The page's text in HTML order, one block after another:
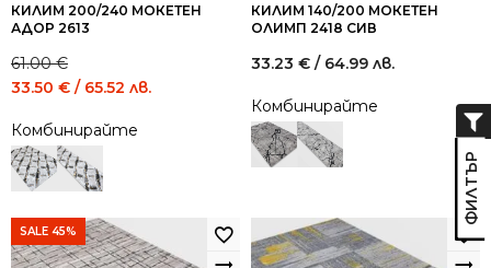
КИЛИМ 200/240 МОКЕТЕН
АДОР 2613
61.00€
Original
was:
61.00 €
/
лв..
33.50 € / 65.52 лв.
Комбинирайте
КИЛИМ 140/200 МОКЕТЕН
ОЛИМП 2418 СИВ
33.23 € / 64.99 лв.
Комбинирайте
SALE 45%